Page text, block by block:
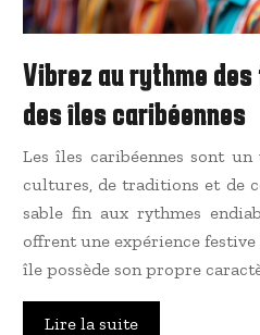
Vibrez au rythme
des îles caribéennes
Les îles caribéennes sont
cultures, de traditions et de
sable fin aux rythmes
offrent une expérience
île possède son propre
Lire la suite